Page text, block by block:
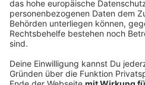
Drittanbieters,
einzubetten.
Daten zu Ihren
Details durch und
Nutzung des